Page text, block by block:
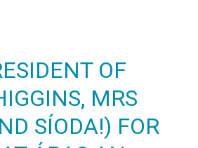
OF
MRS
SÍODA!) FOR